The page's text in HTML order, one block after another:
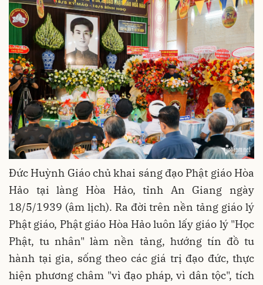
Đức Huỳnh Giáo chủ khai sáng đạo Phật giáo Hòa
Hảo tại làng Hòa Hảo, tỉnh An Giang ngày
18/5/1939 (âm lịch). Ra đời trên nền tảng giáo lý
Phật giáo, Phật giáo Hòa Hảo luôn lấy giáo lý "Học
Phật, tu nhân" làm nền tảng, hướng tín đồ tu
hành tại gia, sống theo các giá trị đạo đức, thực
hiện phương châm "vì đạo pháp, vì dân tộc", tích